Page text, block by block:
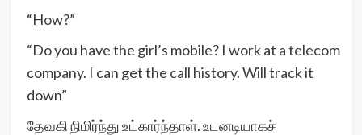
“How?”
“Do you have the girl’s mobile? I work at a telecom
company. I can get the call history. Will track it
down”
தேவகி நிமிர்ந்து உட்கார்ந்தாள். உடனடியாகச்